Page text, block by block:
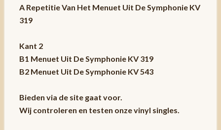
A Repetitie Van Het Menuet Uit De Symphonie KV
319
Kant 2
B1 Menuet Uit De Symphonie KV 319
B2 Menuet Uit De Symphonie KV 543
Bieden via de site gaat voor.
Wij controleren en testen onze vinyl singles.